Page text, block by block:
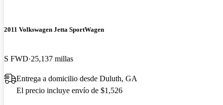
2011 Volkswagen Jetta SportWagen
S FWD 25,137 millas
Entrega a domicilio desde Duluth, GA
El precio incluye envío de $1,526